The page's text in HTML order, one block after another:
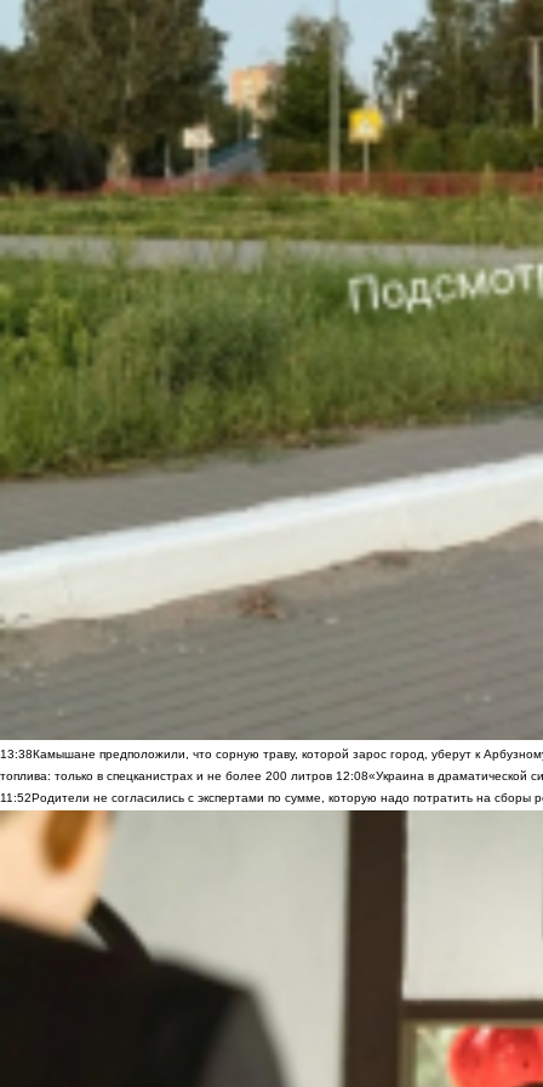
13:38Камышане предположили, что сорную траву, которой зарос город, уберут к
топлива: только в спецканистрах и не более 200 литров 12:08«Украина в драматической
11:52Родители не согласились с экспертами по сумме, которую надо потратить на сборы